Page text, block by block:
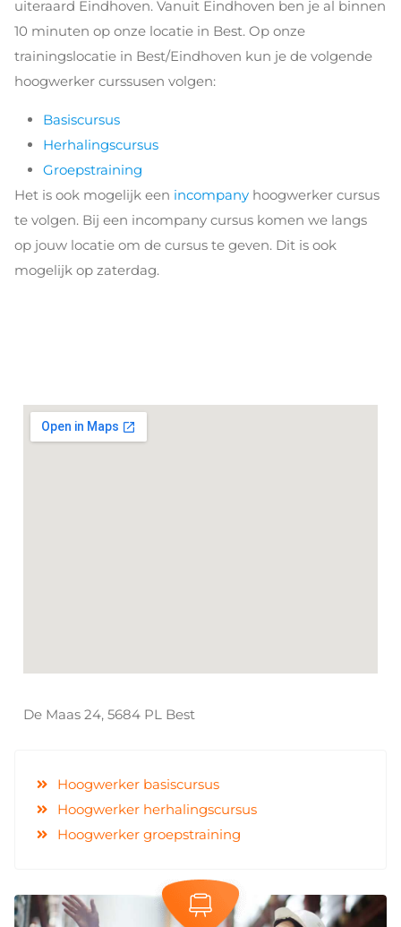
uiteraard Eindhoven. Vanuit Eindhoven ben je al binnen
10 minuten op onze locatie in Best. Op onze
trainingslocatie in Best/Eindhoven kun je de volgende
hoogwerker curssusen volgen:
Basiscursus
Herhalingscursus
Groepstraining
Het is ook mogelijk een incompany hoogwerker cursus
te volgen. Bij een incompany cursus komen we langs
op jouw locatie om de cursus te geven. Dit is ook
mogelijk op zaterdag.
De Maas 24, 5684 PL Best
Hoogwerker basiscursus
Hoogwerker herhalingscursus
Hoogwerker groepstraining